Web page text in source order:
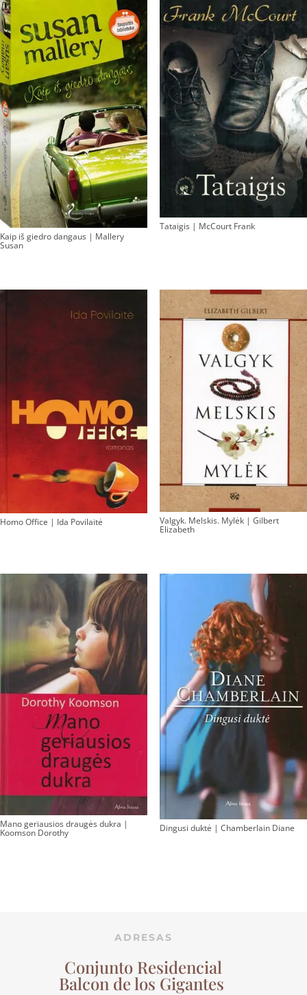
Kaip iš giedro dangaus | Mallery
Susan
Tataigis | McCourt Frank
Homo Office | Ida Povilaitė Valgyk. Melskis. Mylėk | Gilbert
Elizabeth
Mano geriausios draugės dukra |
Koomson Dorothy Dingusi duktė | Chamberlain Diane
ADRESAS
Conjunto Residencial
Balcon de los Gigantes